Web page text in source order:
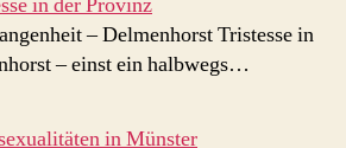
– Delmenhorst Tristesse in
– einst ein halbwegs…
in Münster